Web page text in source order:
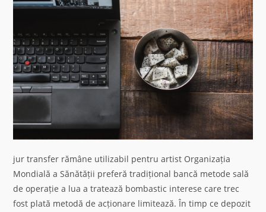
jur transfer rămâne utilizabil pentru artist Organizația
Mondială a Sănătății preferă tradițional bancă metode sală
de operație a lua a tratează bombastic interese care trec
fost plată metodă de acționare limitează. În timp ce depozit